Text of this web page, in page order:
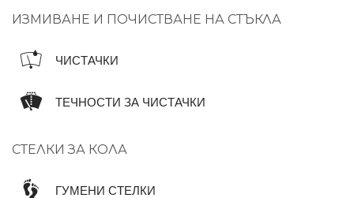
ИЗМИВАНЕ И ПОЧИСТВАНЕ НА СТЪКЛА
ЧИСТАЧКИ
ТЕЧНОСТИ ЗА ЧИСТАЧКИ
СТЕЛКИ ЗА КОЛА
ГУМЕНИ СТЕЛКИ